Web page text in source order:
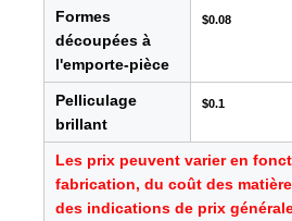
Formes
découpées à
l'emporte-pièce
$0.08
Pelliculage
brillant
$0.1
Les prix peuvent varier en
fabrication, du coût des
des indications de prix